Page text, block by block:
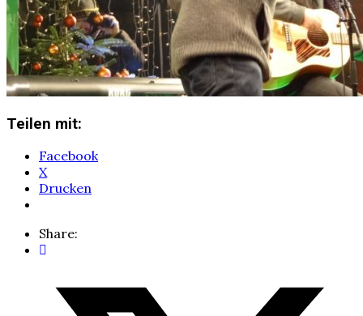
Teilen mit:
Facebook
X
Drucken
Share: